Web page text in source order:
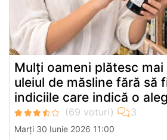
Mulți oameni plătesc
uleiul de măsline fără să
indiciile care indică o
Marți 30 Iunie 2026 11:00